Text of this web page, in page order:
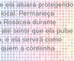
ela atuará protegendo
Permaneça
Rosácea durante
sentir que ela pulse
e ela servirá como
a contenha